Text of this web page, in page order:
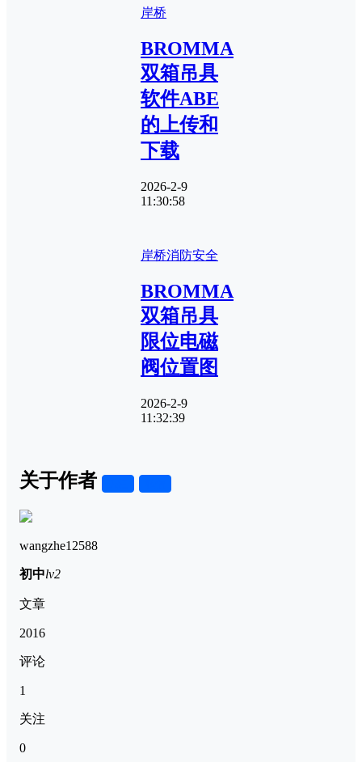
岸桥
BROMMA
双箱吊具
软件ABE
的上传和
下载
2026-2-9
11:30:58
岸桥消防安全
BROMMA
双箱吊具
限位电磁
阀位置图
2026-2-9
11:32:39
关于作者
wangzhe12588
初中lv2
文章
2016
评论
1
关注
0